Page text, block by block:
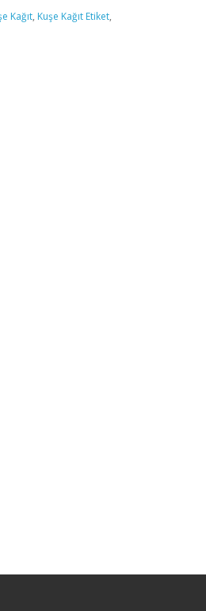
Kağıt, Kuşe Kağıt Etiket,